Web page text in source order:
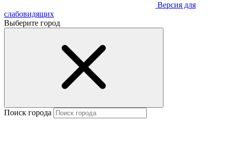
Версия для
слабовидящих
Выберите город
Поиск города